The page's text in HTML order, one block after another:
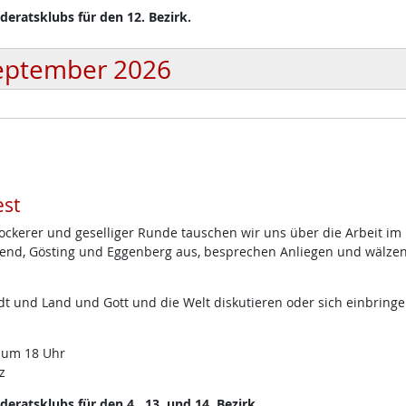
für den 12. Bezirk.
2026
und geselliger Runde tauschen wir uns über die Arbeit im
Gösting und Eggenberg aus, besprechen Anliegen und
und Land und Gott und die Welt diskutieren oder sich
18 Uhr